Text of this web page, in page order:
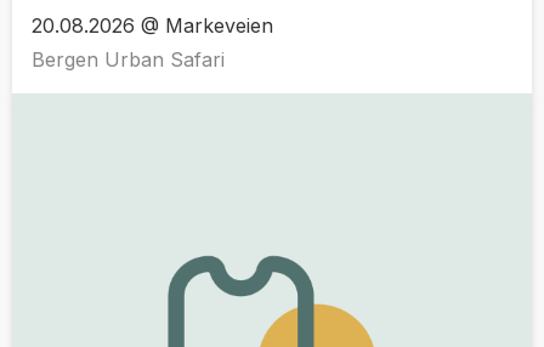
20.08.2026 @ Markeveien
Bergen Urban Safari